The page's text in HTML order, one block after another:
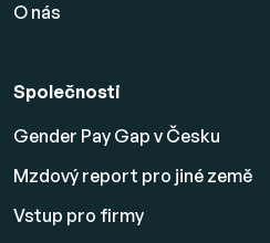
O nás
Společnosti
Gender Pay Gap v Česku
Mzdový report pro jiné země
Vstup pro firmy